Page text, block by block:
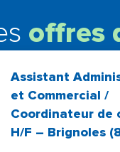
offres
Assistant
et Commercial /
Coordinateur de
H/F – Brignoles